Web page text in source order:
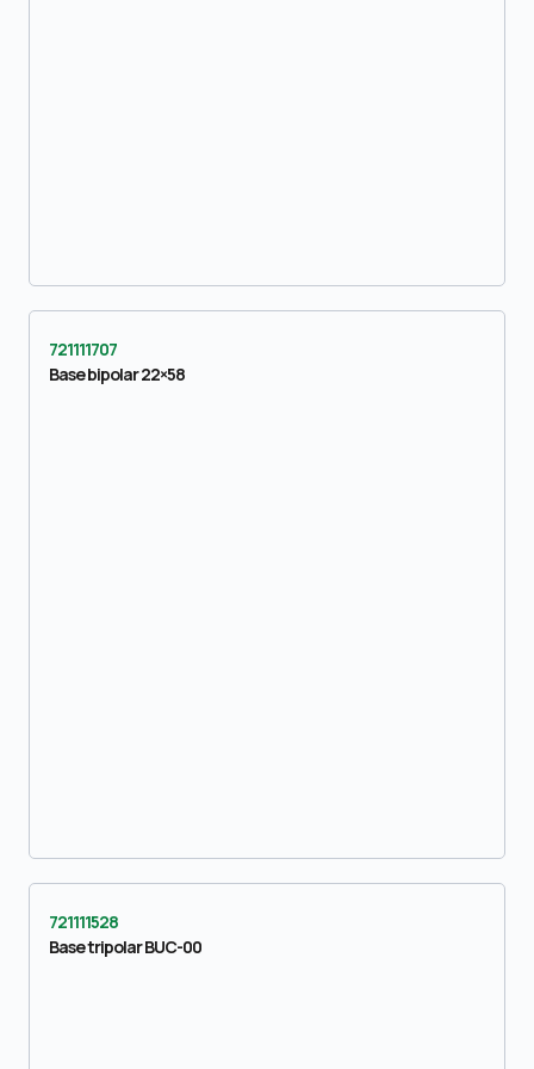
721111707
Base bipolar 22×58
721111528
Base tripolar BUC-00